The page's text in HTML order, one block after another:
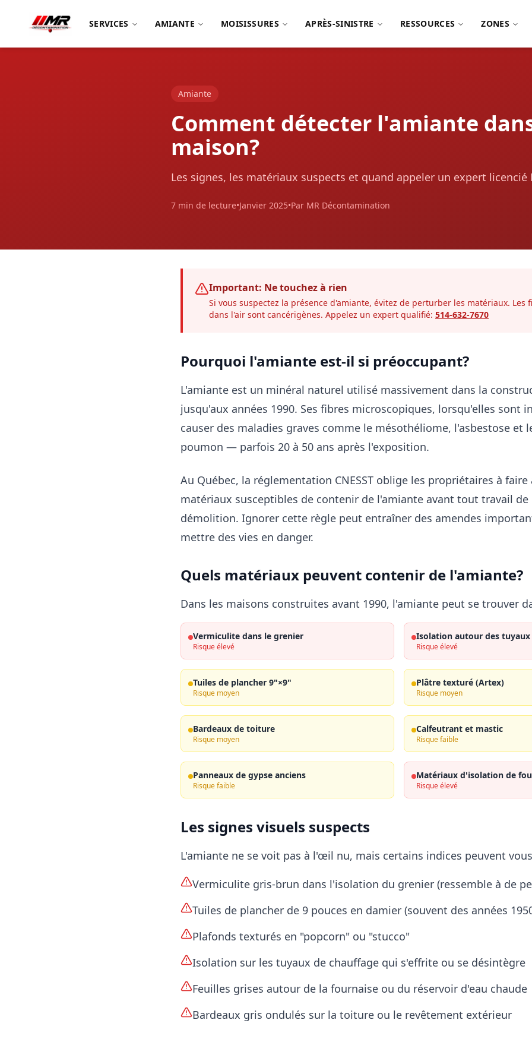
SERVICES AMIANTE MOISISSURES APRÈS-SINISTRE RESSOURCES ZONES
Amiante
Comment détecter l'amiante
maison?
Les signes, les matériaux suspects et quand appeler un expert licencié
7 min de lecture•Janvier 2025•Par MR Décontamination
Important: Ne touchez à rien
Si vous suspectez la présence d'amiante, évitez de perturber les matériaux. Les
dans l'air sont cancérigènes. Appelez un expert qualifié: 514-632-7670
Pourquoi l'amiante est-il si préoccupant?
L'amiante est un minéral naturel utilisé massivement dans la
jusqu'aux années 1990. Ses fibres microscopiques, lorsqu'elles sont
causer des maladies graves comme le mésothéliome, l'asbestose et
poumon — parfois 20 à 50 ans après l'exposition.
Au Québec, la réglementation CNESST oblige les propriétaires à faire
matériaux susceptibles de contenir de l'amiante avant tout travail
démolition. Ignorer cette règle peut entraîner des amendes
mettre des vies en danger.
Quels matériaux peuvent contenir de l'amiante?
Dans les maisons construites avant 1990, l'amiante peut se trouver
Vermiculite dans le grenier
Risque élevé
Isolation autour des tuyaux
Risque élevé
Tuiles de plancher 9"×9"
Risque moyen
Plâtre texturé (Artex)
Risque moyen
Bardeaux de toiture
Risque moyen
Calfeutrant et mastic
Risque faible
Panneaux de gypse anciens
Risque faible
Matériaux d'isolation de
Risque élevé
Les signes visuels suspects
L'amiante ne se voit pas à l'œil nu, mais certains indices peuvent
Vermiculite gris-brun dans l'isolation du grenier (ressemble à de
Tuiles de plancher de 9 pouces en damier (souvent des années
Plafonds texturés en "popcorn" ou "stucco"
Isolation sur les tuyaux de chauffage qui s'effrite ou se désintègre
Feuilles grises autour de la fournaise ou du réservoir d'eau chaude
Bardeaux gris ondulés sur la toiture ou le revêtement extérieur